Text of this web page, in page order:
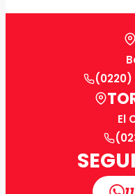
(0220)
El